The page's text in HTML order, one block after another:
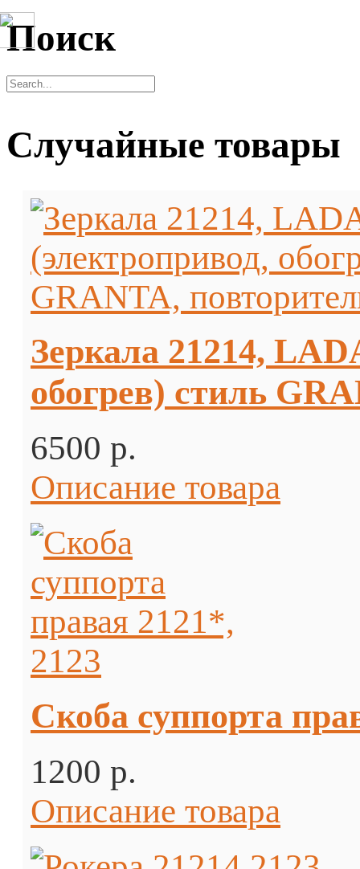
Поиск
Случайные товары
Зеркала 21214,
обогрев) стиль
6500 p.
Описание товара
Скоба суппорта
1200 p.
Описание товара